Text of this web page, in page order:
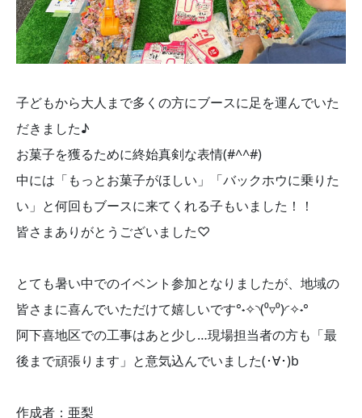
子どもから大人まで多くの方にブースに足を運んでいた
だきました♪
お菓子を獲るために終始真剣な表情(#^^#)
中には「もっとお菓子がほしい」「バックホウに乗りた
い」と何回もブースに来てくれる子もいました！！
皆さまありがとうございました♡
とても暑い中でのイベント参加となりましたが、地域の
皆さまに喜んでいただけて嬉しいです°˖✧◝(⁰▿⁰)◜✧˖°
阿下喜地区での工事はあと少し…現場担当者の方も「最
後まで頑張ります」と意気込んでいました(･∀･)b
作成者：亜梨